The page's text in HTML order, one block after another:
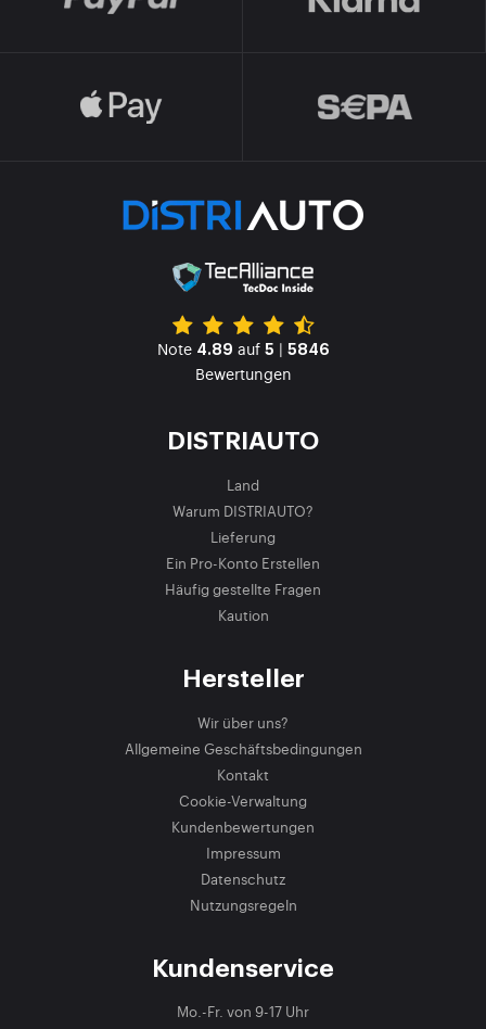
Note 4.89 auf 5 | 5846
Bewertungen
DISTRIAUTO
Land
Warum DISTRIAUTO?
Lieferung
Ein Pro-Konto Erstellen
Häufig gestellte Fragen
Kaution
Hersteller
Wir über uns?
Allgemeine Geschäftsbedingungen
Kontakt
Cookie-Verwaltung
Kundenbewertungen
Impressum
Datenschutz
Nutzungsregeln
Kundenservice
Mo.-Fr. von 9-17 Uhr